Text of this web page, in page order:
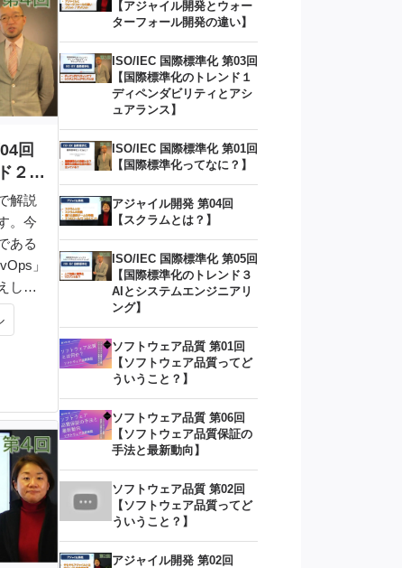
回
２ア
解説
。今
ある
」
して
【アジャイル開発とウォー
ターフォール開発の違い】
ISO/IEC 国際標準化 第03回
【国際標準化のトレンド１
ディペンダビリティとアシ
ュアランス】
ISO/IEC 国際標準化 第01回
【国際標準化ってなに？】
アジャイル開発 第04回
【スクラムとは？】
ISO/IEC 国際標準化 第05回
【国際標準化のトレンド３
AIとシステムエンジニアリ
ング】
ソフトウェア品質 第01回
【ソフトウェア品質ってど
ういうこと？】
ソフトウェア品質 第06回
【ソフトウェア品質保証の
手法と最新動向】
ソフトウェア品質 第02回
【ソフトウェア品質ってど
ういうこと？】
アジャイル開発 第02回